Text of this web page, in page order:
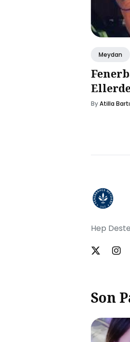
Meydan
ByAtilla
Hep
Son